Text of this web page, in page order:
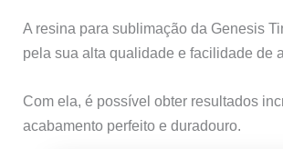
A resina para sublimação da Genesis
pela sua alta qualidade e facilidade de
Com ela, é possível obter resultados
acabamento perfeito e duradouro.